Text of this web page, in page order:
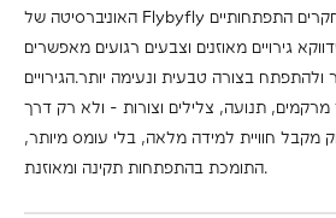
האוניברסיטה של Flybyfly פותחה בהשראת מחקרים התפתחותיים
גירויים מאוזנים וצבעים רגועים מאפשרים
בצורה טבעית ונעימה יותר.הגירויים
מרקמים, תנועה, צלילים וצורות - ולא רק דרך
מקבל חוויית למידה מלאה, בלי עומס מיותר,
התומכת בהתפתחות תקינה ומאוזנת.